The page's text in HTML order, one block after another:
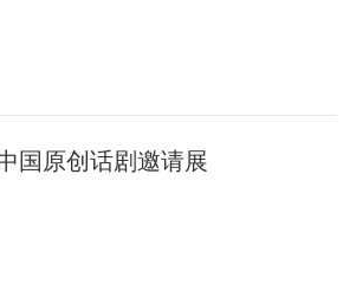
国原创话剧邀请展